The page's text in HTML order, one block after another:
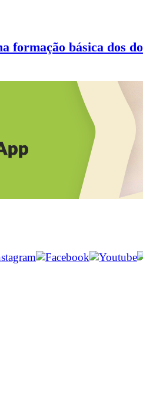
formação básica dos